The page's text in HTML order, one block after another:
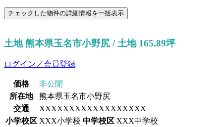
土地 熊本県玉名市小野尻 / 土地 165.89坪
ログイン／会員登録
価格
非公開
所在地
熊本県玉名市小野尻
交通
XXXXXXXXXXXXXXXXXX
小学校区 XXX小学校 中学校区 XXX中学校